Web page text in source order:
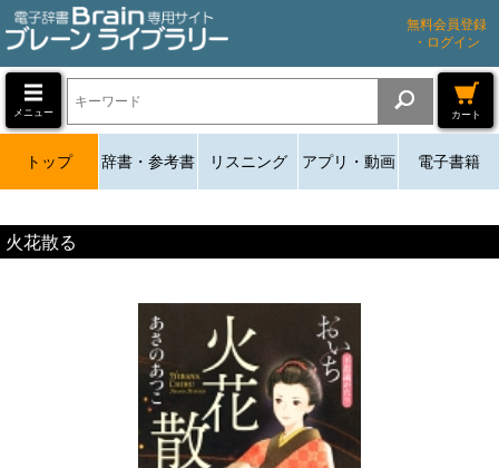
無料会員登録
・ログイン
メニュー カート
トップ 辞書・参考書 リスニング アプリ・動画 電子書籍
火花散る